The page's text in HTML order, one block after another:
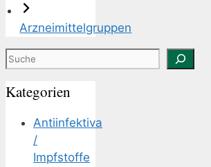
Arzneimittelgruppen
Suchen
Kategorien
Antiinfektiva
/
Impfstoffe